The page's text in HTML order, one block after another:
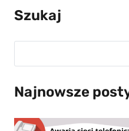
Szukaj
Najnowsze